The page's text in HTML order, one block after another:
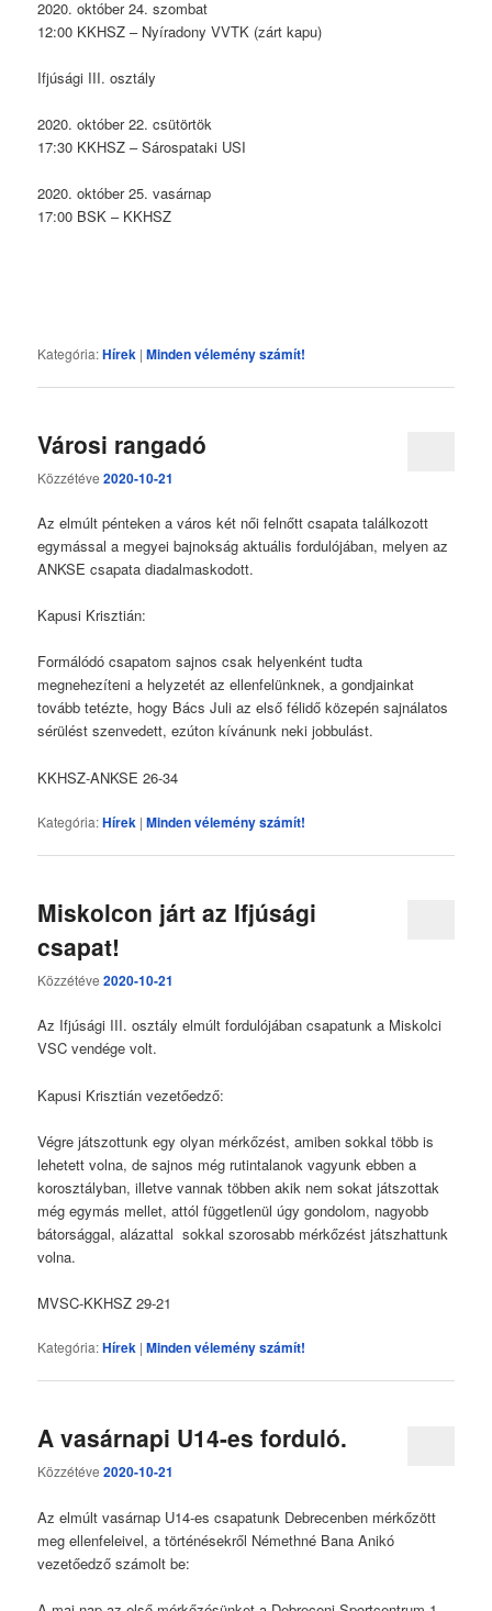
2020. október 24. szombat
12:00 KKHSZ – Nyíradony VVTK (zárt kapu)
Ifjúsági III. osztály
2020. október 22. csütörtök
17:30 KKHSZ – Sárospataki USI
2020. október 25. vasárnap
17:00 BSK – KKHSZ
Kategória:Hírek |Minden vélemény számít!
Városi rangadó
Közzétéve2020-10-21
Az elmúlt pénteken a város két női felnőtt csapata találkozott
egymással a megyei bajnokság aktuális fordulójában, melyen az
ANKSE csapata diadalmaskodott.
Kapusi Krisztián:
Formálódó csapatom sajnos csak helyenként tudta
megnehezíteni a helyzetét az ellenfelünknek, a gondjainkat
tovább tetézte, hogy Bács Juli az első félidő közepén sajnálatos
sérülést szenvedett, ezúton kívánunk neki jobbulást.
KKHSZ-ANKSE 26-34
Kategória:Hírek |Minden vélemény számít!
Miskolcon járt az Ifjúsági
csapat!
Közzétéve2020-10-21
Az Ifjúsági III. osztály elmúlt fordulójában csapatunk a Miskolci
VSC vendége volt.
Kapusi Krisztián vezetőedző:
Végre játszottunk egy olyan mérkőzést, amiben sokkal több is
lehetett volna, de sajnos még rutintalanok vagyunk ebben a
korosztályban, illetve vannak többen akik nem sokat játszottak
még egymás mellet, attól függetlenül úgy gondolom, nagyobb
bátorsággal, alázattal sokkal szorosabb mérkőzést játszhattunk
volna.
MVSC-KKHSZ 29-21
Kategória:Hírek |Minden vélemény számít!
A vasárnapi U14-es forduló.
Közzétéve2020-10-21
Az elmúlt vasárnap U14-es csapatunk Debrecenben mérkőzött
meg ellenfeleivel, a történésekről Némethné Bana Anikó
vezetőedző számolt be: